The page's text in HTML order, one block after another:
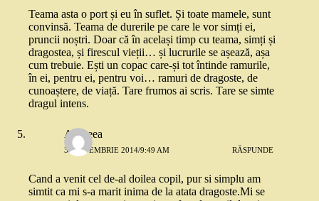
Teama asta o port și eu în suflet. Și toate mamele, sunt
convinsă. Teama de durerile pe care le vor simți ei,
pruncii noștri. Doar că în același timp cu teama, simți și
dragostea, și firescul vieții… și lucrurile se așează, așa
cum trebuie. Ești un copac care-și tot întinde ramurile,
în ei, pentru ei, pentru voi… ramuri de dragoste, de
cunoaștere, de viață. Tare frumos ai scris. Tare se simte
dragul intens.
Andreea
3 SEPTEMBRIE 2014/9:49 AM RĂSPUNDE
Cand a venit cel de-al doilea copil, pur si simplu am
simtit ca mi s-a marit inima de la atata dragoste.Mi se